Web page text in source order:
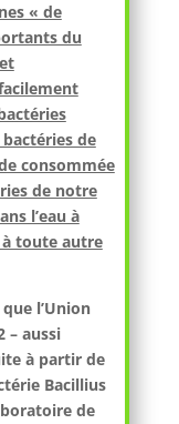
« de
du
de
consommée
de notre
l’eau à
toute autre
l’Union
– aussi
à partir de
Bacillius
de